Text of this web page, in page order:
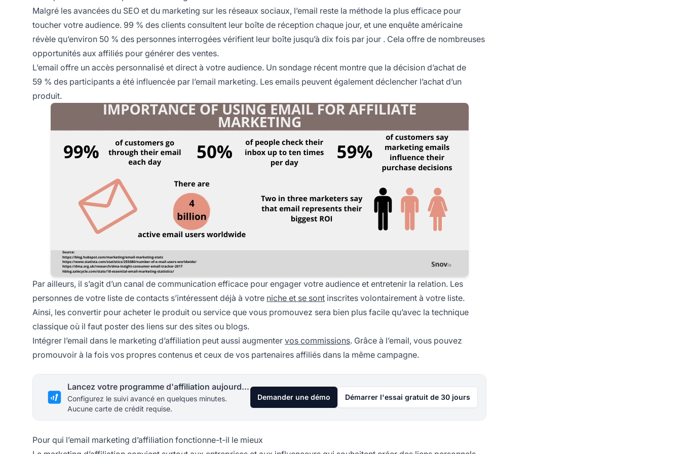
Malgré les avancées du SEO et du marketing sur les réseaux sociaux, l’email reste la méthode la plus efficace pour
toucher votre audience. 99 % des clients consultent leur boîte de réception chaque jour, et une enquête américaine
révèle qu’environ 50 % des personnes interrogées vérifient leur boîte jusqu’à dix fois par jour . Cela offre de nombreuses
opportunités aux affiliés pour générer des ventes.
L’email offre un accès personnalisé et direct à votre audience. Un sondage récent montre que la décision d’achat de
59 % des participants a été influencée par l’email marketing. Les emails peuvent également déclencher l’achat d’un
produit.
Par ailleurs, il s’agit d’un canal de communication efficace pour engager votre audience et entretenir la relation. Les
personnes de votre liste de contacts s’intéressent déjà à votre niche et se sont inscrites volontairement à votre liste.
Ainsi, les convertir pour acheter le produit ou service que vous promouvez sera bien plus facile qu’avec la technique
classique où il faut poster des liens sur des sites ou blogs.
Intégrer l’email dans le marketing d’affiliation peut aussi augmenter vos commissions. Grâce à l’email, vous pouvez
promouvoir à la fois vos propres contenus et ceux de vos partenaires affiliés dans la même campagne.
Lancez votre programme d'affiliation aujourd'hui
Configurez le suivi avancé en quelques minutes.
Aucune carte de crédit requise.
Demander une démo Démarrer l'essai gratuit de 30 jours
Pour qui l’email marketing d’affiliation fonctionne-t-il le mieux